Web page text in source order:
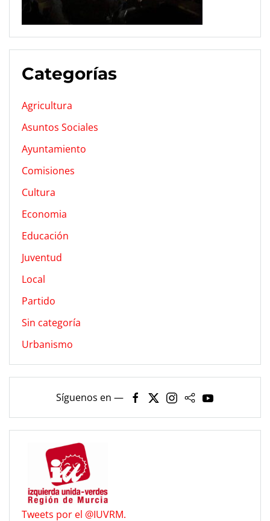
Categorías
Agricultura
Asuntos Sociales
Ayuntamiento
Comisiones
Cultura
Economia
Educación
Juventud
Local
Partido
Sin categoría
Urbanismo
Síguenos en —
Tweets por el @IUVRM.